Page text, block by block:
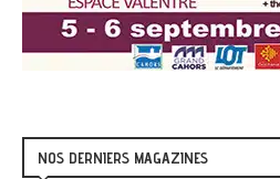
NOS DERNIERS MAGAZINES